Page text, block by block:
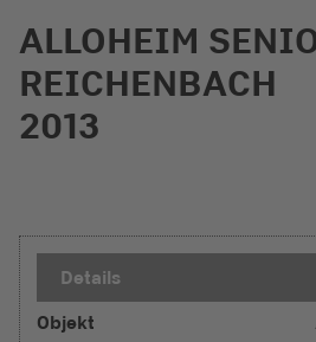
ALLOHEIM
REICHENBACH
2013
Details
Objekt